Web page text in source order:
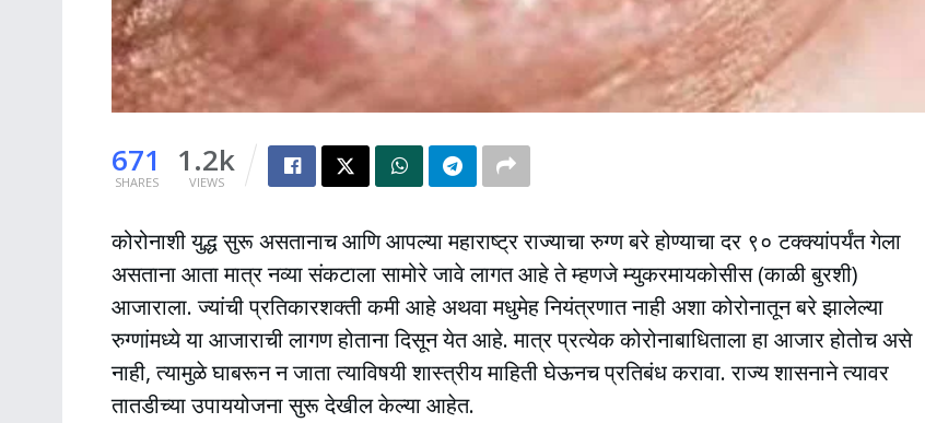
671
SHARES
1.2k
VIEWS
कोरोनाशी युद्ध सुरू असतानाच आणि आपल्या महाराष्ट्र राज्याचा रुग्ण बरे होण्याचा दर ९० टक्क्यांपर्यंत गेला
असताना आता मात्र नव्या संकटाला सामोरे जावे लागत आहे ते म्हणजे म्युकरमायकोसीस (काळी बुरशी)
आजाराला. ज्यांची प्रतिकारशक्ती कमी आहे अथवा मधुमेह नियंत्रणात नाही अशा कोरोनातून बरे झालेल्या
रुग्णांमध्ये या आजाराची लागण होताना दिसून येत आहे. मात्र प्रत्येक कोरोनाबाधिताला हा आजार होतोच असे
नाही, त्यामुळे घाबरून न जाता त्याविषयी शास्त्रीय माहिती घेऊनच प्रतिबंध करावा. राज्य शासनाने त्यावर
तातडीच्या उपाययोजना सुरू देखील केल्या आहेत.